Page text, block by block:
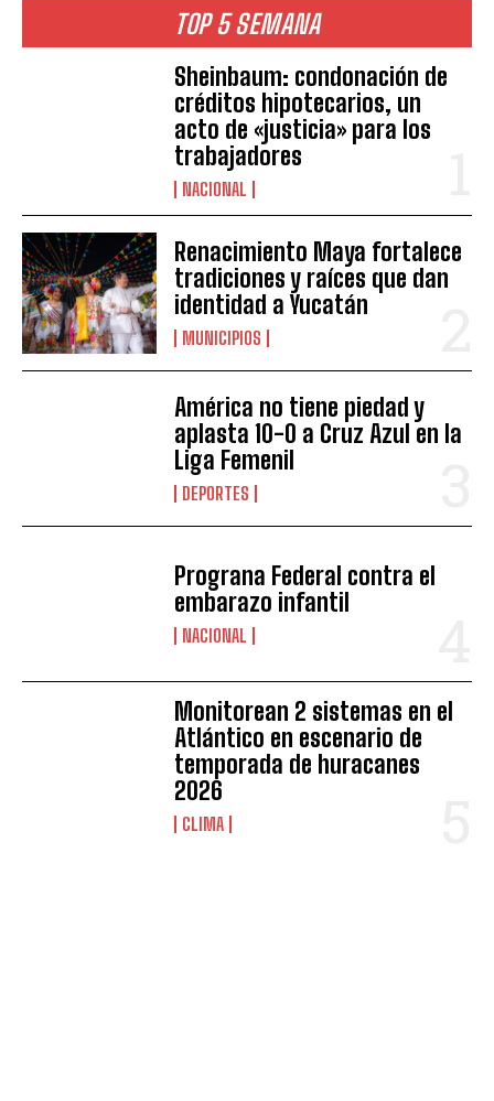
TOP 5 SEMANA
Sheinbaum: condonación de
créditos hipotecarios, un
acto de «justicia» para los
trabajadores
NACIONAL
Renacimiento Maya fortalece
tradiciones y raíces que dan
identidad a Yucatán
MUNICIPIOS
América no tiene piedad y
aplasta 10-0 a Cruz Azul en la
Liga Femenil
DEPORTES
Prograna Federal contra el
embarazo infantil
NACIONAL
Monitorean 2 sistemas en el
Atlántico en escenario de
temporada de huracanes
2026
CLIMA